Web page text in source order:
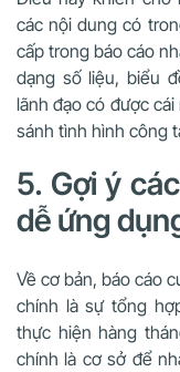
các nội dung có
cấp trong báo cáo
dạng số liệu, biểu
lãnh đạo có được
sánh tình hình công
5. Gợi ý
dễ ứng
Về cơ bản, báo cáo
chính là sự tổng
thực hiện hàng
chính là cơ sở để